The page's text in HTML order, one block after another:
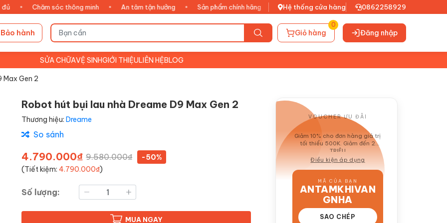
Chăm sóc thông minh • An tâm tận hưởng • Sản phẩm chính hãng • Xuất VAT đầy đủ •
Hệ thống cửa hàng 0862258929
Bảo hành Giỏ hàng
0
Đăng nhập
SỬA CHỮAVỆ SINHGIỚI THIỆULIÊN HỆBLOG
Max Gen 2
Robot hút bụi lau nhà Dreame D9 Max Gen 2
Thương hiệu:Dreame
So sánh
4.790.000₫ 9.580.000₫
-50%
(Tiết kiệm:4.790.000₫)
Số lượng:
MUA NGAY
VOUCHER ƯU ĐÃI
Giảm 10% cho đơn hàng giá trị
tối thiểu 500K. Giảm đến 2
TRIỆU
Điều kiện áp dụng
MÃ CỦA BẠN
ANTAMKHIVAN
GNHA
SAO CHÉP